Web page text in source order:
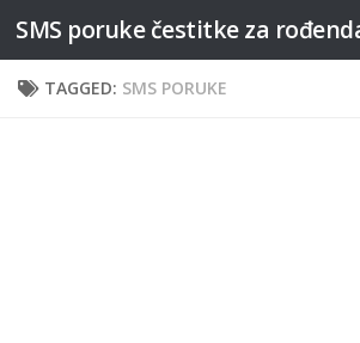
Skip to content
SMS poruke čestitke za
TAGGED: SMS PORUKE